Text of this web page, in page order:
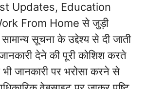
Updates, Education
From Home से जुड़ी
सूचना के उद्देश्य से दी जाती
देने की पूरी कोशिश करते
जानकारी पर भरोसा करने से